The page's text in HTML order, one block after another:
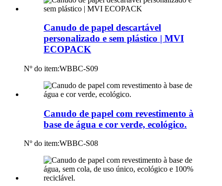
Canudo de papel descartável
personalizado e sem plástico | MVI
ECOPACK
Nº do item:WBBC-S09
Canudo de papel com revestimento à
base de água e cor verde, ecológico.
Nº do item:WBBC-S08